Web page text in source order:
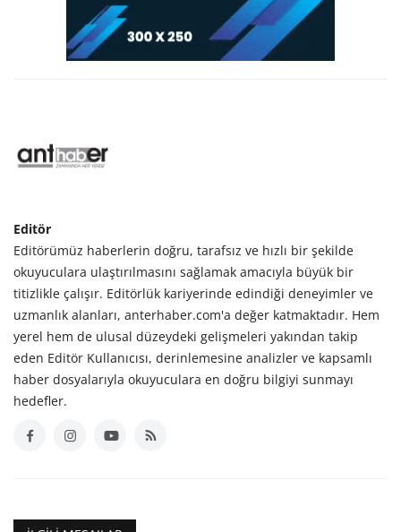
Editör
Editörümüz haberlerin doğru, tarafsız ve hızlı bir şekilde
okuyuculara ulaştırılmasını sağlamak amacıyla büyük bir
titizlikle çalışır. Editörlük kariyerinde edindiği deneyimler ve
uzmanlık alanları, anterhaber.com'a değer katmaktadır. Hem
yerel hem de ulusal düzeydeki gelişmeleri yakından takip
eden Editör Kullanıcısı, derinlemesine analizler ve kapsamlı
haber dosyalarıyla okuyuculara en doğru bilgiyi sunmayı
hedefler.